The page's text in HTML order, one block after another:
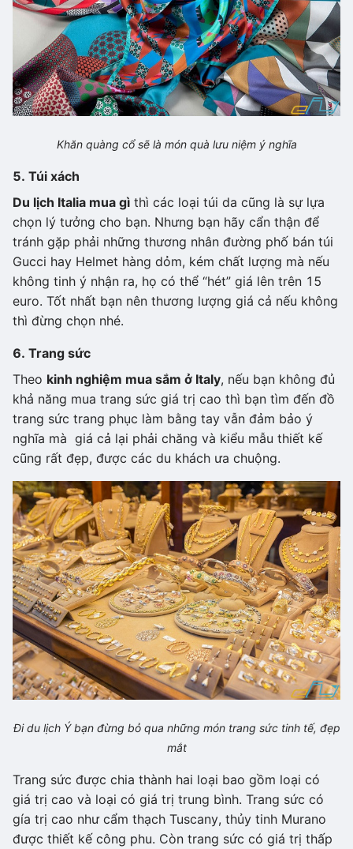
Khăn quàng cổ sẽ là món quà lưu niệm ý nghĩa
5. Túi xách
Du lịch Italia mua gì thì các loại túi da cũng là sự lựa
chọn lý tưởng cho bạn. Nhưng bạn hãy cẩn thận để
tránh gặp phải những thương nhân đường phố bán túi
Gucci hay Helmet hàng dỏm, kém chất lượng mà nếu
không tinh ý nhận ra, họ có thể “hét” giá lên trên 15
euro. Tốt nhất bạn nên thương lượng giá cả nếu không
thì đừng chọn nhé.
6. Trang sức
Theo kinh nghiệm mua sắm ở Italy, nếu bạn không đủ
khả năng mua trang sức giá trị cao thì bạn tìm đến đồ
trang sức trang phục làm bằng tay vẫn đảm bảo ý
nghĩa mà giá cả lại phải chăng và kiểu mẫu thiết kế
cũng rất đẹp, được các du khách ưa chuộng.
Đi du lịch Ý bạn đừng bỏ qua những món trang sức tinh tế, đẹp
mắt
Trang sức được chia thành hai loại bao gồm loại có
giá trị cao và loại có giá trị trung bình. Trang sức có
gía trị cao như cẩm thạch Tuscany, thủy tinh Murano
được thiết kế công phu. Còn trang sức có giá trị thấp